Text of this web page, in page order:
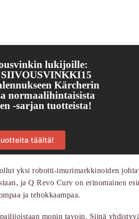
lukijoille:
Kärcherin
normaalihintaisista
-sarjan tuotteista!
täältä!
yksi robotti-imurimarkkinoiden
ja Q Revo Curv on erinomainen
ja tehokkaampaa.
monin tavoin. Siinä